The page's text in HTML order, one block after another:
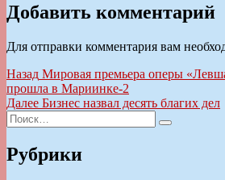
Добавить комментарий
Для отправки комментария вам
Навигация
по
записям
Назад Предыдущая
запись:
Мировая премьера оперы
прошла в Мариинке-2
Далее Следующая
Бизнес назвал десять благих дел
Искать:
Поиск
Рубрики